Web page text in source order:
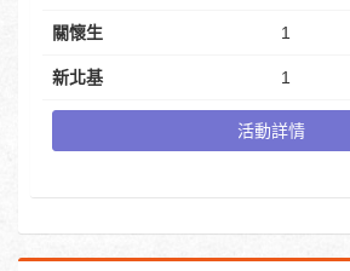
關懷生 1
新北基 1
活動詳情